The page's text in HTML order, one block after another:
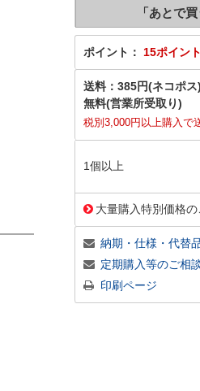
ポイント： 15ポイン
送料： 385円(ネコポス)
無料(営業所受取り)
税別3,000円以上購入で
1個以上
大量購入特別価格の
納期・仕様・代替
定期購入等のご相
印刷ページ